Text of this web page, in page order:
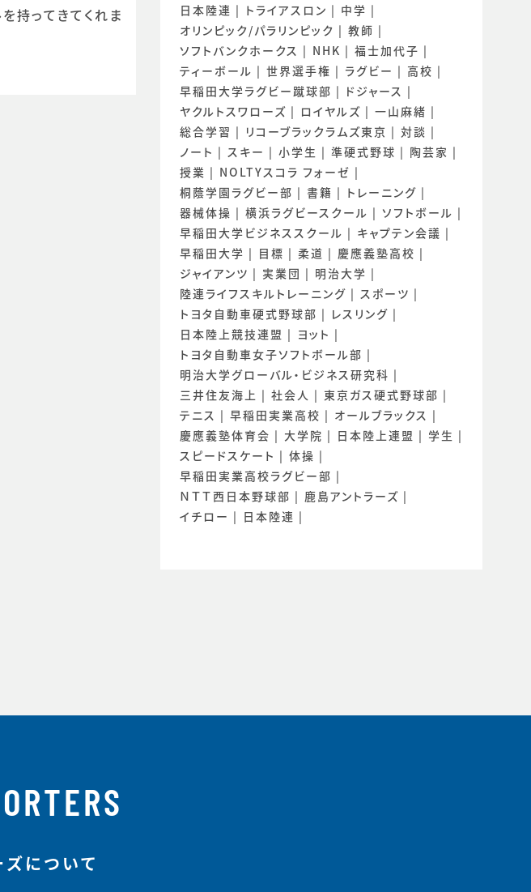
持ってきてくれま
日本陸連
トライアスロン
中学
オリンピック/パラリンピック
教師
ソフトバンクホークス
NHK
福士加代子
ティーボール
世界選手権 ラグビー
高校
早稲田大学ラグビー蹴球部
ドジャース
ヤクルトスワローズ
ロイヤルズ
一山麻緒
総合学習
リコーブラックラムズ東京
対談
ノート
スキー 小学生 準硬式野球
陶芸家
授業
NOLTYスコラ フォーゼ
桐蔭学園ラグビー部
書籍
トレーニング
器械体操
横浜ラグビースクール
ソフトボール
早稲田大学ビジネススクール
キャプテン会議
早稲田大学
目標 柔道
慶應義塾高校
ジャイアンツ
実業団
明治大学
陸連ライフスキルトレーニング
スポーツ
トヨタ自動車硬式野球部
レスリング
日本陸上競技連盟
ヨット
トヨタ自動車女子ソフトボール部
明治大学グローバル・ビジネス研究科
三井住友海上
社会人
東京ガス硬式野球部
テニス
早稲田実業高校
オールブラックス
慶應義塾体育会
大学院 日本陸上連盟
学生
スピードスケート
体操
早稲田実業高校ラグビー部
ＮＴＴ西日本野球部
鹿島アントラーズ
イチロー
日本陸連
について